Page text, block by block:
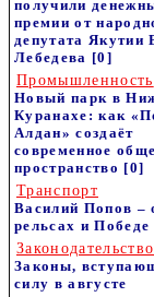
получили
премии от
депутата Якутии
Лебедева [0]
Промышленность
Новый парк в
Куранахе: как
Алдан» создаёт
современное
пространство [0]
Транспорт
Василий Попов –
рельсах и Победе
Законодательство
Законы,
силу в августе